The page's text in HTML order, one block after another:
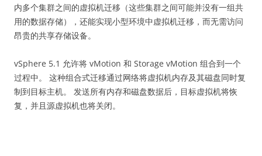
内多个集群之间的虚拟机迁移（这些集群之间可能并没有一组共
用的数据存储），还能实现小型环境中虚拟机迁移，而无需访问
昂贵的共享存储设备。
vSphere 5.1 允许将 vMotion 和 Storage vMotion 组合到一个
过程中。 这种组合式迁移通过网络将虚拟机内存及其磁盘同时复
制到目标主机。 发送所有内存和磁盘数据后，目标虚拟机将恢
复，并且源虚拟机也将关闭。